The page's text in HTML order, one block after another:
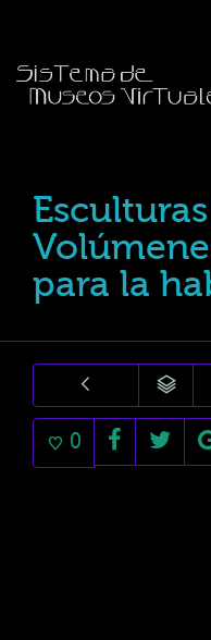
para la
0